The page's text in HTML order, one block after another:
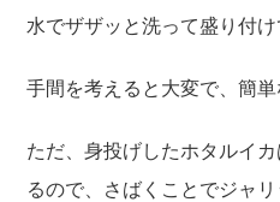
水でザザッと洗って盛り付け
手間を考えると大変で、簡単
ただ、身投げしたホタルイ
るので、さばくことでジャ